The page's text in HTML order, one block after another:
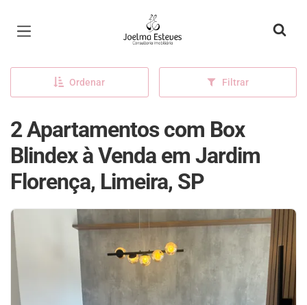
Página inicial
Ordenar Filtrar
2 Apartamentos com Box
Blindex à Venda em Jardim
Florença, Limeira, SP